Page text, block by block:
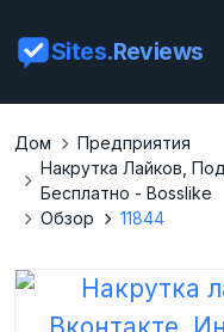
Sites.Reviews
Дом
Предприятия
Накрутка Лайков,
Бесплатно - Bosslike
Обзор
11844